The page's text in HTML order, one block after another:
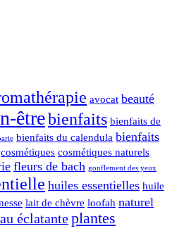
avocat beauté
êtrebienfaits bienfaits de
bienfaits du calendula bienfaits
cosmétiques cosmétiques naturels
fleurs de bach gonflement des yeux
huiles essentielles huile
lait de chèvre loofah naturel
éclatanteplantes